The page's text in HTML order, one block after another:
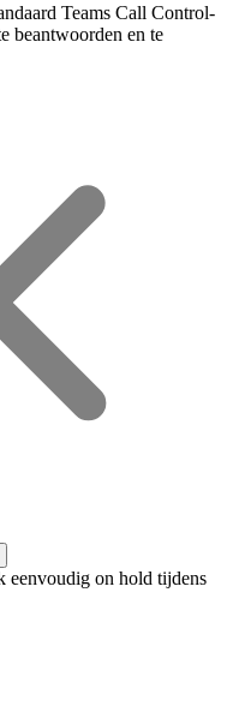
Teams Call Control-
beantwoorden en te
eenvoudig on hold tijdens